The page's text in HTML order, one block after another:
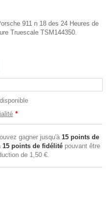
911 n 18 des 24 Heures de
Truescale TSM144350.
*
gagner jusqu'à 15 points de
15 points de fidélité pouvant être
de 1,50 €.